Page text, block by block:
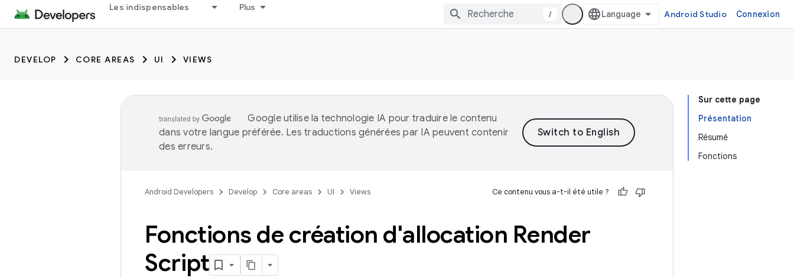
Les indispensables Plus
/ Android Studio Connexion
DEVELOP CORE AREAS UI VIEWS
Sur cette page
Présentation
Résumé
Fonctions
Google utilise la technologie IA pour traduire le contenu
dans votre langue préférée. Les traductions générées par IA peuvent contenir
des erreurs.
Android Developers Develop Core areas UI Views Ce contenu vous a-t-il été utile ?
Fonctions de création d'allocation Render
Script